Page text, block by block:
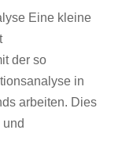
Eine kleine
der so
in
arbeiten. Dies